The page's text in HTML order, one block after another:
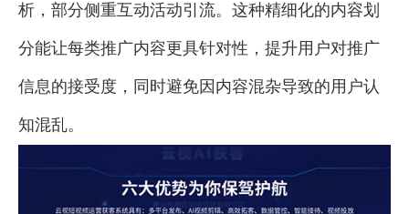
析，部分侧重互动活动引流。这种精细化的内容划
分能让每类推广内容更具针对性，提升用户对推广
信息的接受度，同时避免因内容混杂导致的用户认
知混乱。